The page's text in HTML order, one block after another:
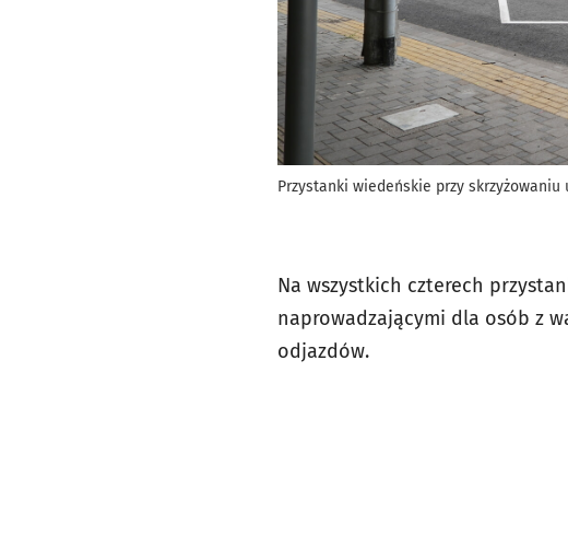
Przystanki wiedeńskie przy
Na wszystkich czterech
naprowadzającymi dla osób z
odjazdów.